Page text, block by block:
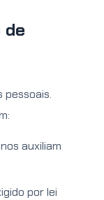
de
pessoais.
auxiliam
por lei